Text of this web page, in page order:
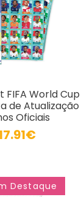
FIFA World Cup
de Atualização
Oficiais
Destaque